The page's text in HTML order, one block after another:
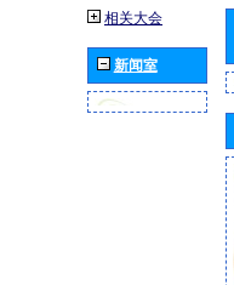
相关大会
新闻室